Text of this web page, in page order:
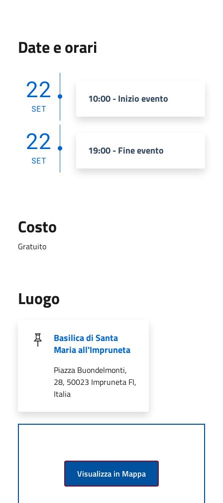
Date e orari
22
SET
10:00 - Inizio evento
22
SET
19:00 - Fine evento
Costo
Gratuito
Luogo
Basilica di Santa
Maria all'Impruneta
Piazza Buondelmonti,
28, 50023 Impruneta FI,
Italia
Visualizza in Mappa